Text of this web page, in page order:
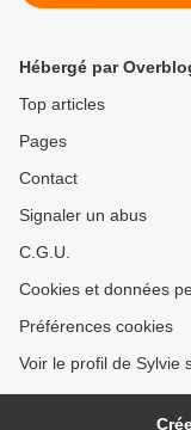
Hébergé par
Top articles
Pages
Contact
Signaler un abus
C.G.U.
Cookies et données
Préférences cookies
Voir le profil de Sylvie